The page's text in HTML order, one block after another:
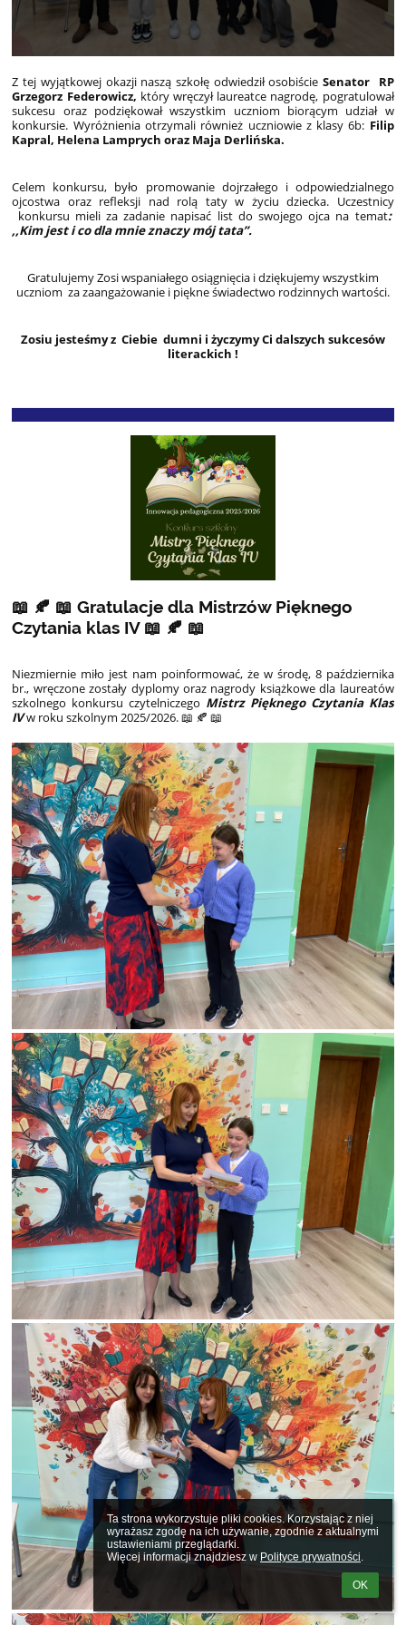
Ta strona wykorzystuje pliki cookies. Korzystając z niej
wyrażasz zgodę na ich używanie, zgodnie z aktualnymi
ustawieniami przeglądarki.
Więcej informacji znajdziesz w Polityce prywatności.
OK
Z tej wyjątkowej okazji naszą szkołę odwiedził osobiścieSenator RP
Grzegorz Federowicz, który wręczył laureatce nagrodę, pogratulował
sukcesu oraz podziękował wszystkim uczniom biorącym udział w
konkursie. Wyróżnienia otrzymali również uczniowie z klasy 6b: Filip
Kapral, Helena Lamprych oraz Maja Derlińska.
Celem konkursu, było promowanie dojrzałego i odpowiedzialnego
ojcostwa oraz refleksji nad rolą taty w życiu dziecka. Uczestnicy
konkursu mieli za zadanie napisać list do swojego ojca na temat:
,,Kim jest i co dla mnie znaczy mój tata”.
Gratulujemy Zosi wspaniałego osiągnięcia i dziękujemy wszystkim
uczniom za zaangażowanie i piękne świadectwo rodzinnych wartości.
Zosiu jesteśmy z Ciebie dumni i życzymy Ci dalszych sukcesów
literackich !
📖 🍂 📖 Gratulacje dla Mistrzów Pięknego
Czytania klas IV 📖 🍂 📖
Niezmiernie miło jest nam poinformować, że w środę, 8 października
br., wręczone zostały dyplomy oraz nagrody książkowe dla laureatów
szkolnego konkursu czytelniczego Mistrz Pięknego Czytania Klas
IVw roku szkolnym 2025/2026. 📖 🍂 📖